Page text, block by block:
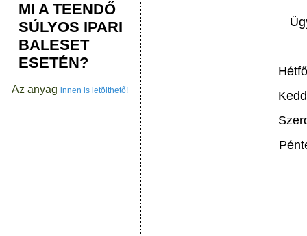
MI A TEENDŐ
SÚLYOS IPARI
BALESET
ESETÉN?
Az anyag innen is letölthető!